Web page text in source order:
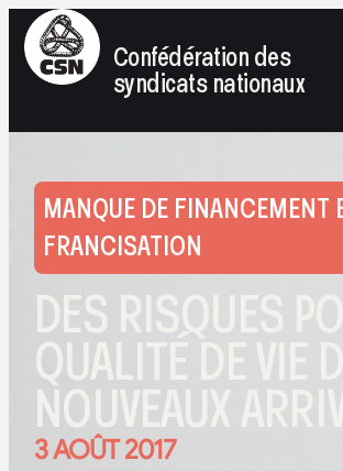
Confédération des
syndicats nationaux
MANQUE DE FINANCEMENT
FRANCISATION
DES RISQUES
QUALITÉ DE VIE
NOUVEAUX
3 AOÛT 2017